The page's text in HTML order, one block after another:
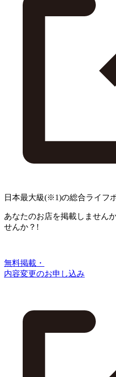
日本最大級(※1)の総合ライフ
あなたのお店を掲載しません
せんか？!
無料掲載・
内容変更のお申し込み